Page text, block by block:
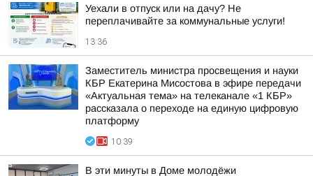
Уехали в отпуск или на дачу? Не
переплачивайте за коммунальные услуги!
13:36
Заместитель министра просвещения и науки
КБР Екатерина Мисостова в эфире передачи
«Актуальная тема» на телеканале «1 КБР»
рассказала о переходе на единую цифровую
платформу
10:39
В эти минуты в Доме молодёжи